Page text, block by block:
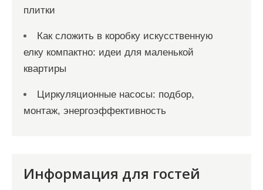
плитки
Как сложить в коробку искусственную
елку компактно: идеи для маленькой
квартиры
Циркуляционные насосы: подбор,
монтаж, энергоэффективность
Информация для гостей